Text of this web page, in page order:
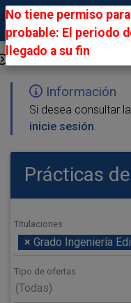
Ofertas Públicas
Información
Si desea consultar
inicie sesión.
Prácticas
Titulaciones
× Grado Ingeniería
Tipo de ofertas
(Todas)
No tiene permiso
probable: El periodo
llegado a su fin